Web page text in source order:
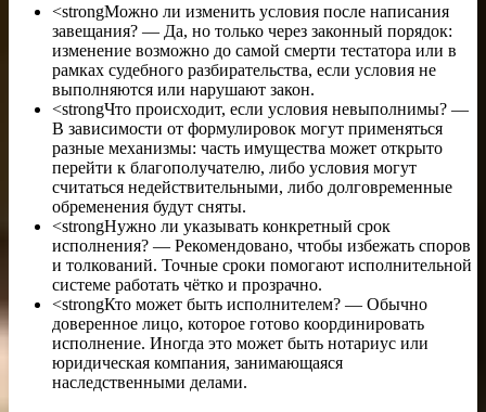
<strongМожно ли изменить условия после написания
завещания? — Да, но только через законный порядок:
изменение возможно до самой смерти тестатора или в
рамках судебного разбирательства, если условия не
выполняются или нарушают закон.
<strongЧто происходит, если условия невыполнимы? —
В зависимости от формулировок могут применяться
разные механизмы: часть имущества может открыто
перейти к благополучателю, либо условия могут
считаться недействительными, либо долговременные
обременения будут сняты.
<strongНужно ли указывать конкретный срок
исполнения? — Рекомендовано, чтобы избежать споров
и толкований. Точные сроки помогают исполнительной
системе работать чётко и прозрачно.
<strongКто может быть исполнителем? — Обычно
доверенное лицо, которое готово координировать
исполнение. Иногда это может быть нотариус или
юридическая компания, занимающаяся
наследственными делами.